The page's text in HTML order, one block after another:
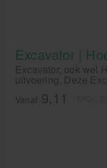
Excavator |
Excavator, ook wel
uitvoering. Deze
Vanaf 9,11